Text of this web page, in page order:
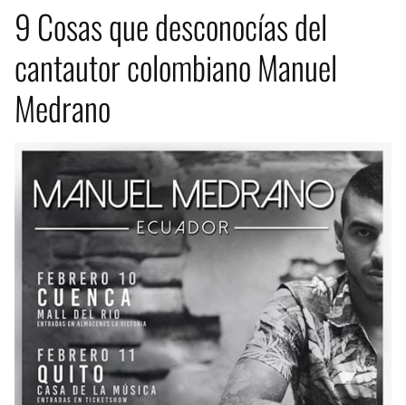
9 Cosas que desconocías del
cantautor colombiano Manuel
Medrano